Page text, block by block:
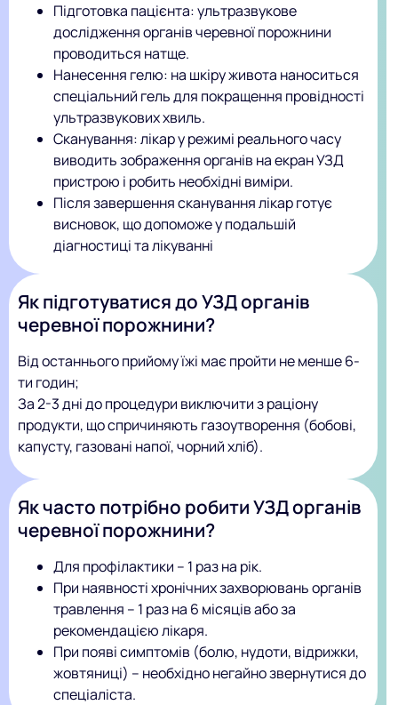
Підготовка пацієнта: ультразвукове
дослідження органів черевної порожнини
проводиться натще.
Нанесення гелю: на шкіру живота наноситься
спеціальний гель для покращення провідності
ультразвукових хвиль.
Сканування: лікар у режимі реального часу
виводить зображення органів на екран УЗД
пристрою і робить необхідні виміри.
Після завершення сканування лікар готує
висновок, що допоможе у подальшій
діагностиці та лікуванні
Як підготуватися до УЗД органів
черевної порожнини?
Від останнього прийому їжі має пройти не менше 6-
ти годин;
За 2-3 дні до процедури виключити з раціону
продукти, що спричиняють газоутворення (бобові,
капусту, газовані напої, чорний хліб).
Як часто потрібно робити УЗД органів
черевної порожнини?
Для профілактики – 1 раз на рік.
При наявності хронічних захворювань органів
травлення – 1 раз на 6 місяців або за
рекомендацією лікаря.
При появі симптомів (болю, нудоти, відрижки,
жовтяниці) – необхідно негайно звернутися до
спеціаліста.